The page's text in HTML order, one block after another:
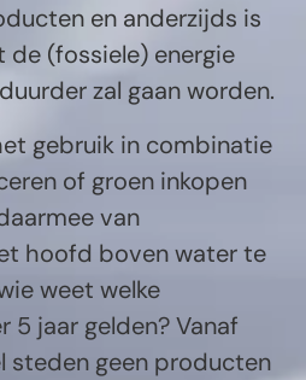
en anderzijds is
(fossiele) energie
zal gaan worden.
gebruik in combinatie
of groen inkopen
van
hoofd boven water te
weet welke
5 jaar gelden? Vanaf
steden geen producten